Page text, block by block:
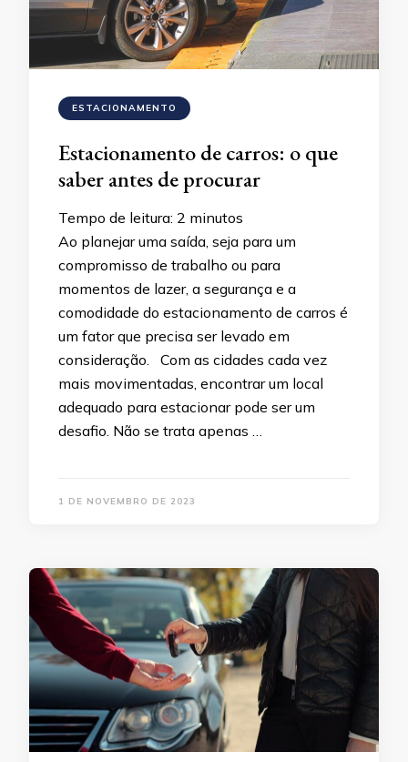
ESTACIONAMENTO
Estacionamento de carros: o que
saber antes de procurar
Tempo de leitura: 2 minutos
Ao planejar uma saída, seja para um
compromisso de trabalho ou para
momentos de lazer, a segurança e a
comodidade do estacionamento de carros é
um fator que precisa ser levado em
consideração. Com as cidades cada vez
mais movimentadas, encontrar um local
adequado para estacionar pode ser um
desafio. Não se trata apenas …
1 DE NOVEMBRO DE 2023